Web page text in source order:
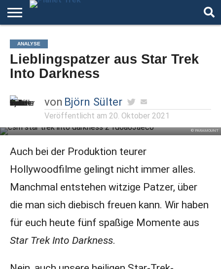
DER
PODCAST
ÜBER
STAR
TREK
ARTIKEL
ANDERE
WELTEN
AUTOREN
NIGHT
MODE
ANALYSE
Lieblingspatzer aus Star Trek
Into Darkness
von Björn Sülter
Veröffentlicht am 20. Oktober 2021
© PARAMOUNT
Auch bei der Produktion teurer
Hollywoodfilme gelingt nicht immer alles.
Manchmal entstehen witzige Patzer, über
die man sich diebisch freuen kann. Wir haben
für euch heute fünf spaßige Momente aus
Star Trek Into Darkness.